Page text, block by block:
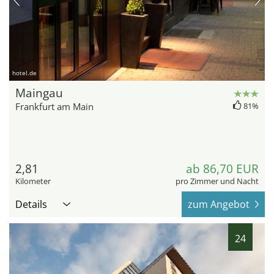
hotel.de
Maingau
Frankfurt am Main 81%
2,81
Kilometer
ab 86,70 EUR
pro Zimmer und Nacht
Details zum Angebot
24